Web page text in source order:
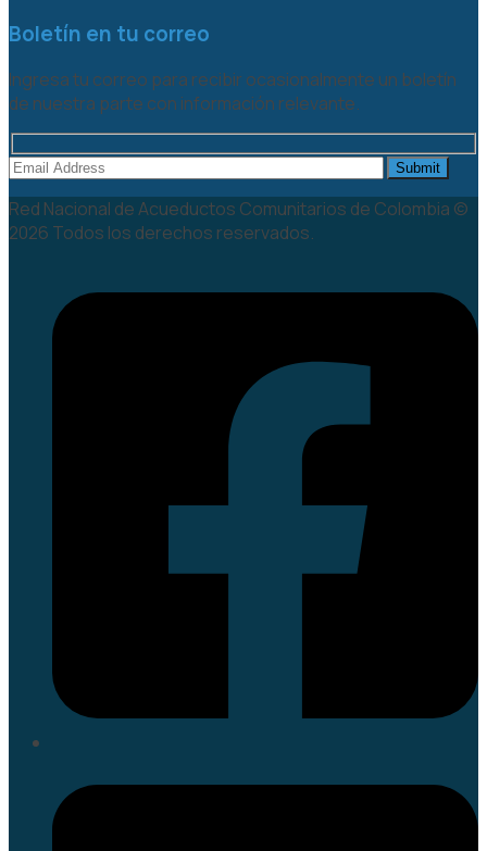
Boletín en tu correo
Ingresa tu correo para recibir ocasionalmente un boletín
de nuestra parte con información relevante.
Red Nacional de Acueductos Comunitarios de Colombia ©
2026 Todos los derechos reservados.